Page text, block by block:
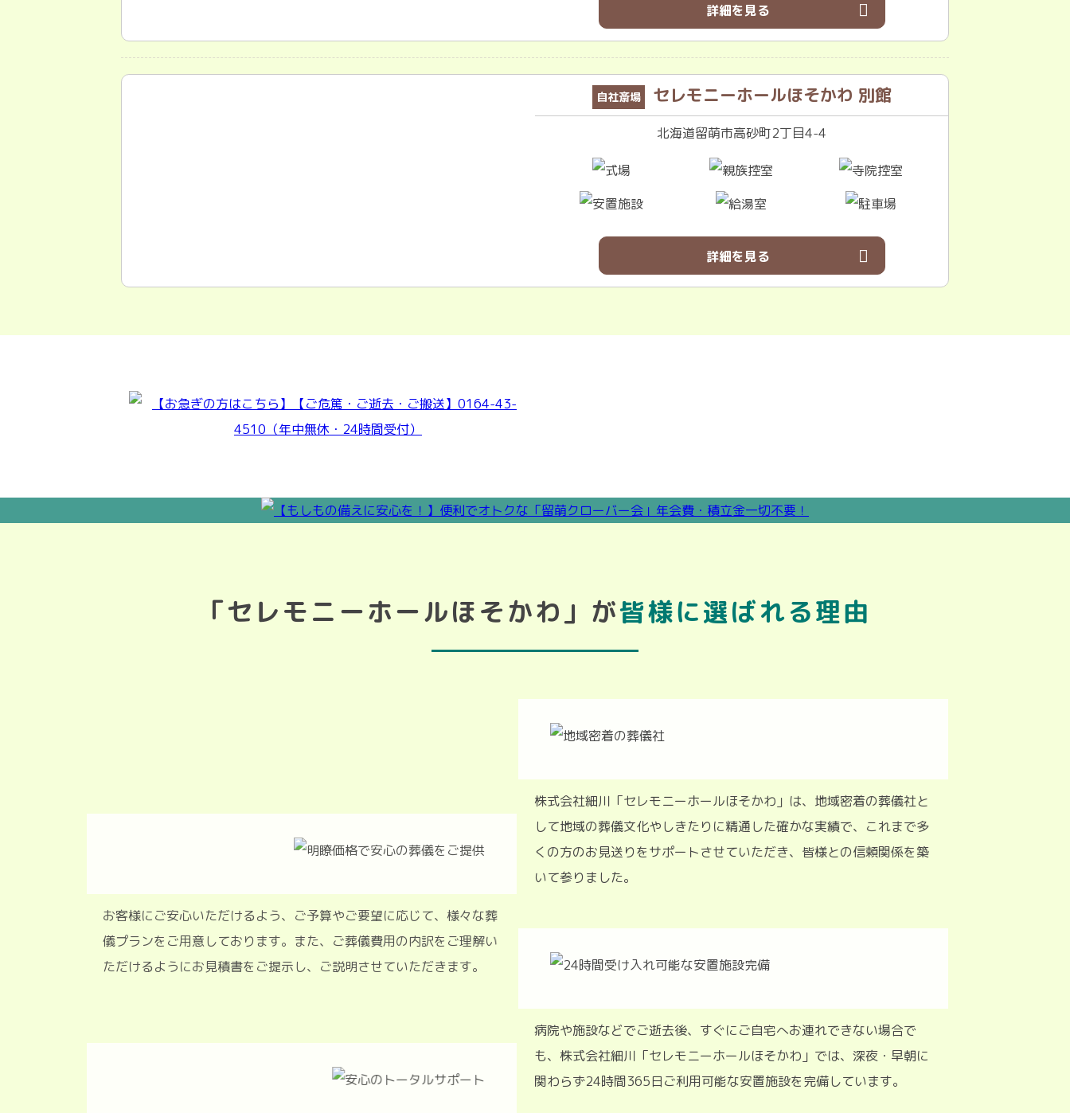
詳細を見る
自社斎場 セレモニーホールほそかわ 別館
北海道留萌市高砂町2丁目4-4
詳細を見る
「セレモニーホールほそかわ」が皆様に選ばれる理由
株式会社細川「セレモニーホールほそかわ」は、地域密着の葬儀社と
して地域の葬儀文化やしきたりに精通した確かな実績で、これまで多
くの方のお見送りをサポートさせていただき、皆様との信頼関係を築
いて参りました。
お客様にご安心いただけるよう、ご予算やご要望に応じて、様々な葬
儀プランをご用意しております。また、ご葬儀費用の内訳をご理解い
ただけるようにお見積書をご提示し、ご説明させていただきます。
病院や施設などでご逝去後、すぐにご自宅へお連れできない場合で
も、株式会社細川「セレモニーホールほそかわ」では、深夜・早朝に
関わらず24時間365日ご利用可能な安置施設を完備しています。